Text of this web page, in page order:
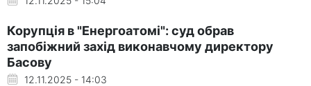
Корупція в "Енергоатомі": суд обрав
запобіжний захід виконавчому директору
Басову
12.11.2025 - 14:03